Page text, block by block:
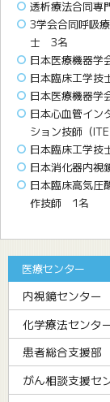
透析療法合同
3学会合同呼吸
士 3名
日本医療機器
日本臨床工学
日本医療機器
日本心血管イン
ション技師（
日本臨床工学
日本消化器内
日本臨床高気
作技師 1名
医療センター
内視鏡センター
化学療法センタ
患者総合支援部
がん相談支援セ